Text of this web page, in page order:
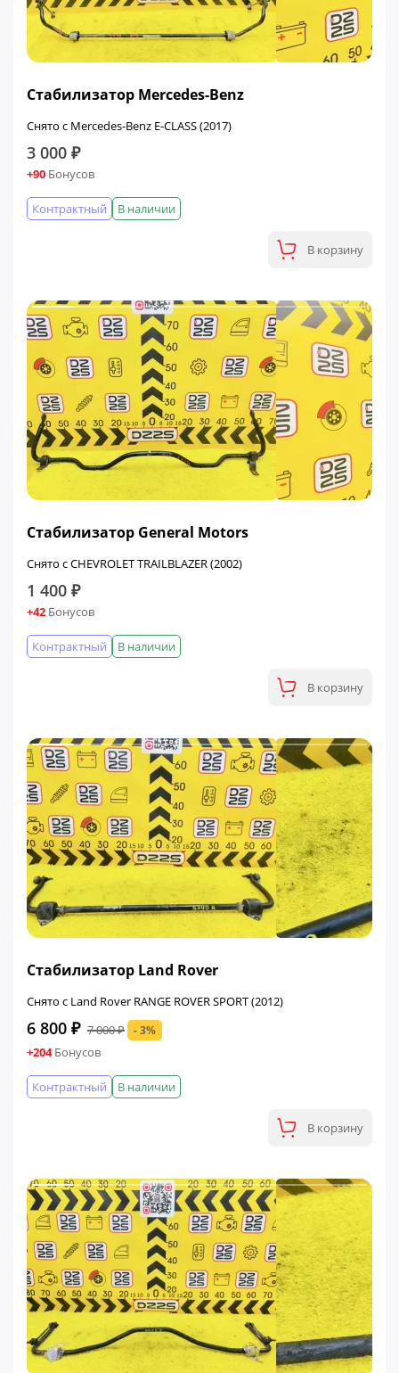
Стабилизатор Mercedes-Benz
Снято с Mercedes-Benz E-CLASS (2017)
3 000 ₽
+90 Бонусов
В наличии
Контрактный
В корзину
Стабилизатор General Motors
Снято с CHEVROLET TRAILBLAZER (2002)
1 400 ₽
+42 Бонусов
В наличии
Контрактный
В корзину
Стабилизатор Land Rover
Снято с Land Rover RANGE ROVER SPORT (2012)
6 800 ₽ 7 000 ₽ - 3%
+204Бонусов
В наличии
Контрактный
В корзину